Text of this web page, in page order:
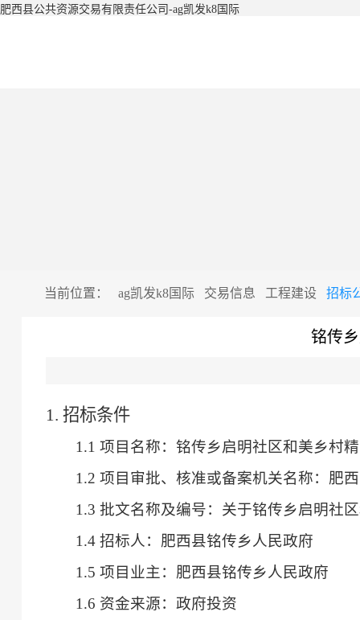
肥西县公共资源交易有限责任公司-ag凯发k8国际
当前位置： ag凯发k8国际 交易信息 工程建设 招标
铭传
1. 招标条件
1.1 项目名称：铭传乡启明社区和美乡村
1.2 项目审批、核准或备案机关名称：肥
1.3 批文名称及编号：关于铭传乡启明社
1.4 招标人：肥西县铭传乡人民政府
1.5 项目业主：肥西县铭传乡人民政府
1.6 资金来源：政府投资